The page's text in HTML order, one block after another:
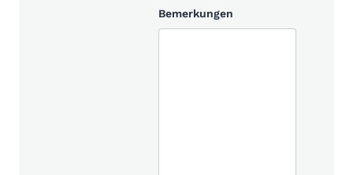
Bemerkungen